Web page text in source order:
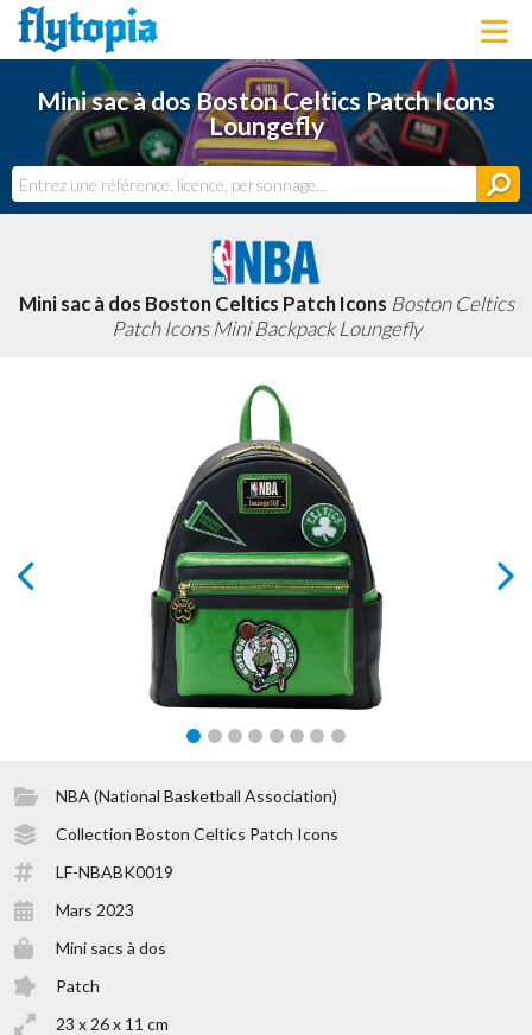
LOUNGEFLY
LICENCES
NOUVEAUTÉS
BONS PLANS
ACTUALITÉS
DERNIERS AJOUTS
Mini sac à dos Boston Celtics Patch Icons
Loungefly
Mini sac à dos Boston Celtics Patch Icons Boston Celtics
Patch Icons Mini Backpack Loungefly
NBA (National Basketball Association)
Collection Boston Celtics Patch Icons
LF-NBABK0019
Mars 2023
Mini sacs à dos
Patch
23 x 26 x 11 cm